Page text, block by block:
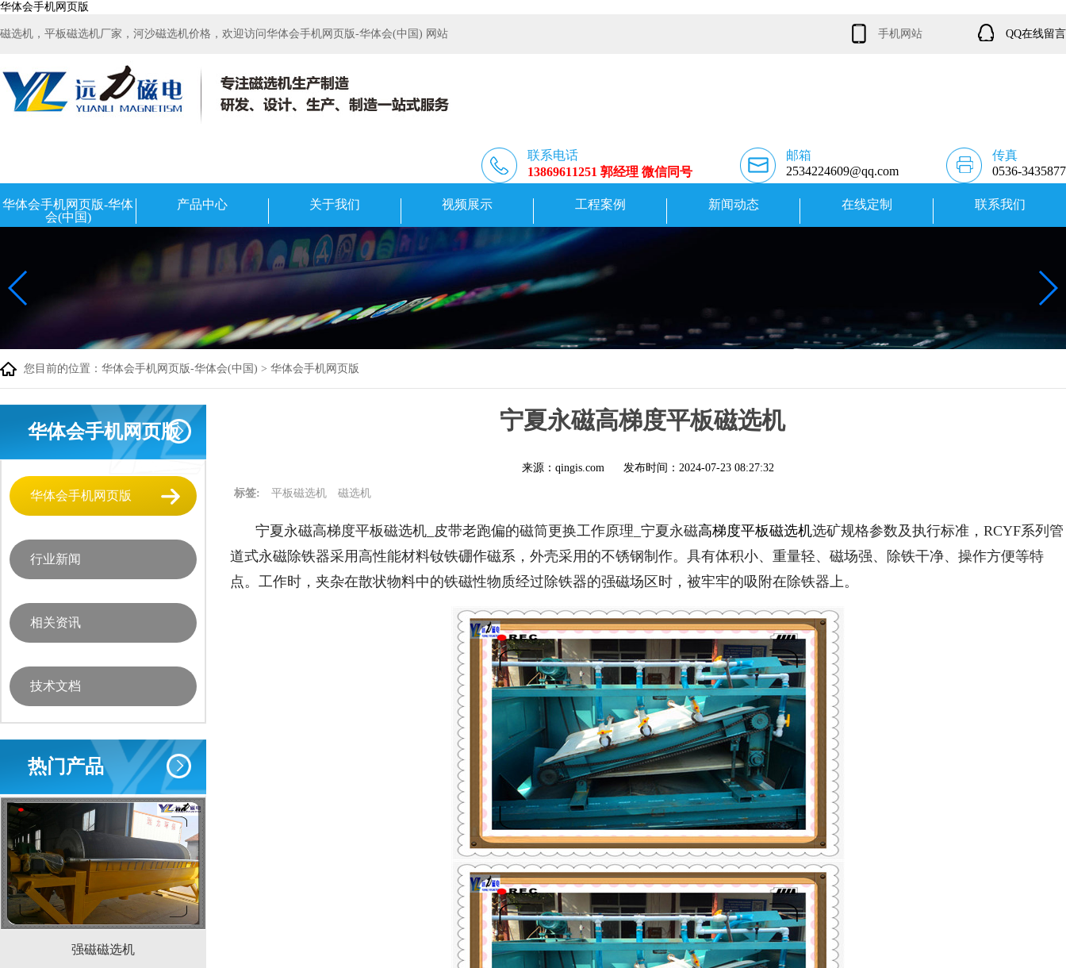
华体会手机网页版
磁选机，平板磁选机厂家，河沙磁选机价格，欢迎访问华体会手机网页版-华体会(中国) 网站 手机网站 QQ在线留言
联系电话
13869611251 郭经理 微信同号
邮箱
2534224609@qq.com
传真
0536-3435877
华体会手机网页版-华体
会(中国)
产品中心 关于我们 视频展示 工程案例 新闻动态 在线定制 联系我们
您目前的位置： 华体会手机网页版-华体会(中国) > 华体会手机网页版
华体会手机网页版
华体会手机网页版
行业新闻
相关资讯
技术文档
热门产品
强磁磁选机 稀土永磁辊式强磁选机 RCT系列全磁永磁滚筒
宁夏永磁高梯度平板磁选机
来源：qingis.com 发布时间： 2024-07-23 08:27:32
标签: 平板磁选机 磁选机
宁夏永磁高梯度平板磁选机_皮带老跑偏的磁筒更换工作原理_宁夏永磁高梯度平板磁选机选矿规格参数及执行标准，RCYF系列管
道式永磁除铁器采用高性能材料钕铁硼作磁系，外壳采用的不锈钢制作。具有体积小、重量轻、磁场强、除铁干净、操作方便等特
点。工作时，夹杂在散状物料中的铁磁性物质经过除铁器的强磁场区时，被牢牢的吸附在除铁器上。